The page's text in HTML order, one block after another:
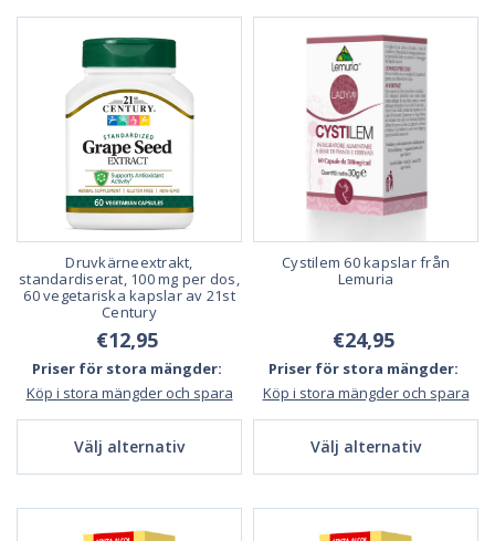
Druvkärneextrakt,
standardiserat, 100 mg per dos,
60 vegetariska kapslar av 21st
Century
€12,95
Priser för stora mängder:
Köp i stora mängder och spara
Välj alternativ
Cystilem 60 kapslar från
Lemuria
€24,95
Priser för stora mängder:
Köp i stora mängder och spara
Välj alternativ